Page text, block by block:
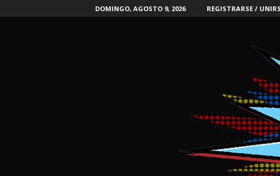
DOMINGO, AGOSTO 9, 2026 REGISTRARSE /